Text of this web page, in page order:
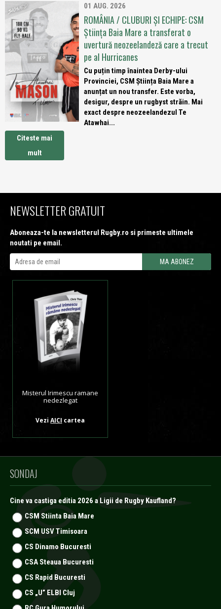
01 AUG. 2026
ROMÂNIA / CLUBURI ȘI ECHIPE: CSM
Știința Baia Mare a transferat o
uvertură neozeelandeză care a trecut
pe al Hurricanes
Cu puțin timp înaintea Derby-ului
Provinciei, CSM Știința Baia Mare a
anunțat un nou transfer. Este vorba,
desigur, despre un rugbyst străin. Mai
exact despre neozeelandezul Te
Atawhai...
Citeste mai
mult
NEWSLETTER GRATUIT
Aboneaza-te la newsletterul Rugby.ro si primeste ultimele
noutati pe email.
Misterul Irimescu ramane
nedezlegat
Vezi AICI cartea
SONDAJ
Cine va castiga editia 2026 a Ligii de Rugby Kaufland?
CSM Stiinta Baia Mare
SCM USV Timisoara
CS Dinamo Bucuresti
CSA Steaua Bucuresti
CS Rapid Bucuresti
CS „U” ELBI Cluj